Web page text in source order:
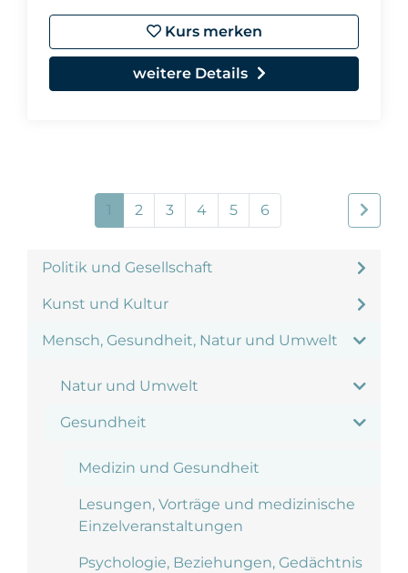
Politik und Gesellschaft
Kunst und Kultur
Mensch, Gesundheit, Natur und Umwelt
Natur und Umwelt
Gesundheit
Medizin und Gesundheit
Lesungen, Vorträge und medizinische
Einzelveranstaltungen
Psychologie, Beziehungen, Gedächtnis
Kurs merken
weitere Details
1 2 3 4 5 6